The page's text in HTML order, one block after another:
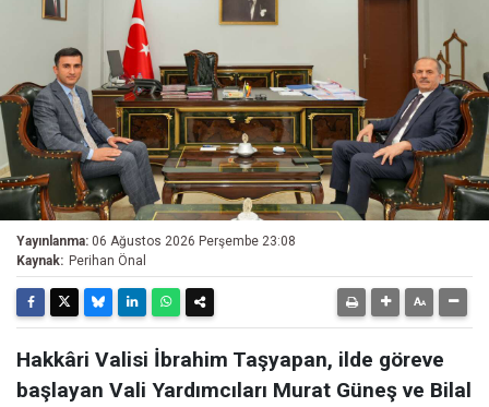
Yayınlanma: 06 Ağustos 2026 Perşembe 23:08
Kaynak: Perihan Önal
Hakkâri Valisi İbrahim Taşyapan, ilde göreve
başlayan Vali Yardımcıları Murat Güneş ve Bilal